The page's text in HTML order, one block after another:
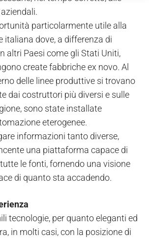
particolarmente utile alla
italiana dove, a differenza di
altri Paesi come gli Stati Uniti,
create fabbriche ex novo. Al
delle linee produttive si trovano
dai costruttori più diversi e sulle
sono state installate
eterogenee.
informazioni tanto diverse,
una piattaforma capace di
le fonti, fornendo una visione
di quanto sta accadendo.
tecnologie, per quanto eleganti ed
in molti casi, con la posizione di